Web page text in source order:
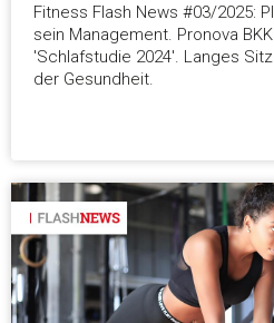
Fitness Flash News #03/2025:
sein Management. Pronova
'Schlafstudie 2024'. Langes
der Gesundheit.